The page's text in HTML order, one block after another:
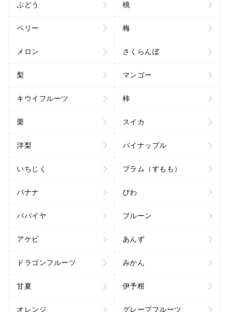
ぶどう 桃
ベリー 梅
メロン さくらんぼ
梨 マンゴー
キウイフルーツ 柿
栗 スイカ
洋梨 パイナップル
いちじく プラム（すもも）
バナナ びわ
パパイヤ プルーン
アケビ あんず
ドラゴンフルーツ みかん
甘夏 伊予柑
オレンジ グレープフルーツ